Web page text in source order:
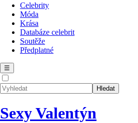
Celebrity
Móda
Krása
Databáze celebrit
Soutěže
Předplatné
☰
Sexy Valentýn